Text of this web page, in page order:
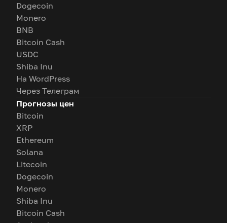
Dogecoin
Monero
BNB
Bitcoin Cash
USDC
Shiba Inu
На WordPress
Через Телеграм
Прогнозы цен
Bitcoin
XRP
Ethereum
Solana
Litecoin
Dogecoin
Monero
Shiba Inu
Bitcoin Cash